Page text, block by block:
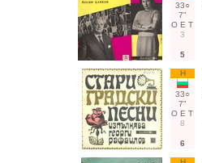
33○
7"
О Е Т
3
5
Н
33○
7"
О Е Т
8
6